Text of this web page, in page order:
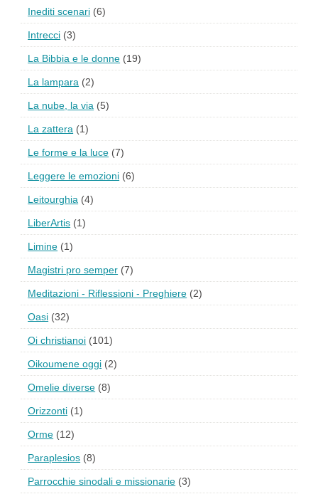
Inediti scenari (6)
Intrecci (3)
La Bibbia e le donne (19)
La lampara (2)
La nube, la via (5)
La zattera (1)
Le forme e la luce (7)
Leggere le emozioni (6)
Leitourghia (4)
LiberArtis (1)
Limine (1)
Magistri pro semper (7)
Meditazioni - Riflessioni - Preghiere (2)
Oasi (32)
Oi christianoi (101)
Oikoumene oggi (2)
Omelie diverse (8)
Orizzonti (1)
Orme (12)
Paraplesios (8)
Parrocchie sinodali e missionarie (3)